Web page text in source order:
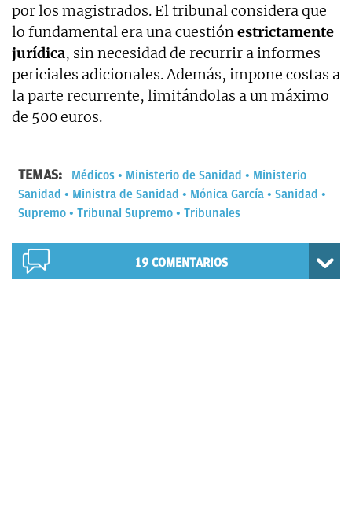
por los magistrados. El tribunal considera que
lo fundamental era una cuestiónestrictamente
jurídica, sin necesidad de recurrir a informes
periciales adicionales. Además, impone costas a
la parte recurrente, limitándolas a un máximo
de 500 euros.
TEMAS: Médicos Ministerio de Sanidad
Ministerio
Sanidad
Ministra de Sanidad Mónica García
Sanidad
Supremo
Tribunal Supremo Tribunales
19 COMENTARIOS